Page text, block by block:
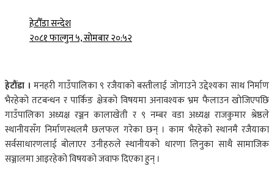
हेटौँडा सन्देश
२०८१ फाल्गुन ५, सोमबार २०:५२
हेटौंडा । मनहरी गाउँपालिका ९ रजैयाको बस्तीलाई जोगाउने उद्देश्यका साथ निर्माण
भैरहेको तटबन्धन र पार्किङ क्षेत्रको विषयमा अनावश्यक भ्रम फैलाउन खोजिएपछि
गाउँपालिका अध्यक्ष रञ्जन कालाखेती र ९ नम्बर वडा अध्यक्ष राजकुमार श्रेष्ठले
स्थानीयसँग निर्माणस्थलमै छलफल गरेका छन् । काम भैरहेको स्थानमै रजैयाका
सर्वसाधारणलाई बोलाएर उनीहरुले स्थानीयको धारणा लिनुका साथै सामाजिक
सञ्जालमा आइरहेको विषयको जवाफ दिएका हुन् ।